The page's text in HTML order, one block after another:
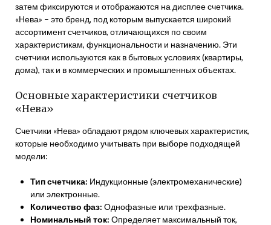
затем фиксируются и отображаются на дисплее счетчика.
«Нева» – это бренд, под которым выпускается широкий
ассортимент счетчиков, отличающихся по своим
характеристикам, функциональности и назначению. Эти
счетчики используются как в бытовых условиях (квартиры,
дома), так и в коммерческих и промышленных объектах.
Основные характеристики счетчиков
«Нева»
Счетчики «Нева» обладают рядом ключевых характеристик,
которые необходимо учитывать при выборе подходящей
модели:
Тип счетчика: Индукционные (электромеханические)
или электронные.
Количество фаз: Однофазные или трехфазные.
Номинальный ток: Определяет максимальный ток,